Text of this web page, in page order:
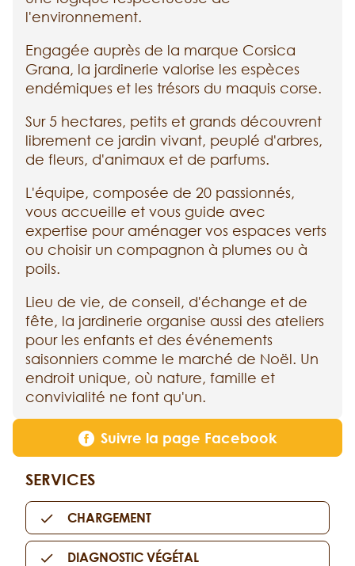
l'environnement.
Engagée auprès de la marque Corsica
Grana, la jardinerie valorise les espèces
endémiques et les trésors du maquis corse.
Sur 5 hectares, petits et grands découvrent
librement ce jardin vivant, peuplé d'arbres,
de fleurs, d'animaux et de parfums.
L'équipe, composée de 20 passionnés,
vous accueille et vous guide avec
expertise pour aménager vos espaces verts
ou choisir un compagnon à plumes ou à
poils.
Lieu de vie, de conseil, d'échange et de
fête, la jardinerie organise aussi des ateliers
pour les enfants et des événements
saisonniers comme le marché de Noël. Un
endroit unique, où nature, famille et
convivialité ne font qu'un.
Suivre la page Facebook
SERVICES
CHARGEMENT
DIAGNOSTIC VÉGÉTAL